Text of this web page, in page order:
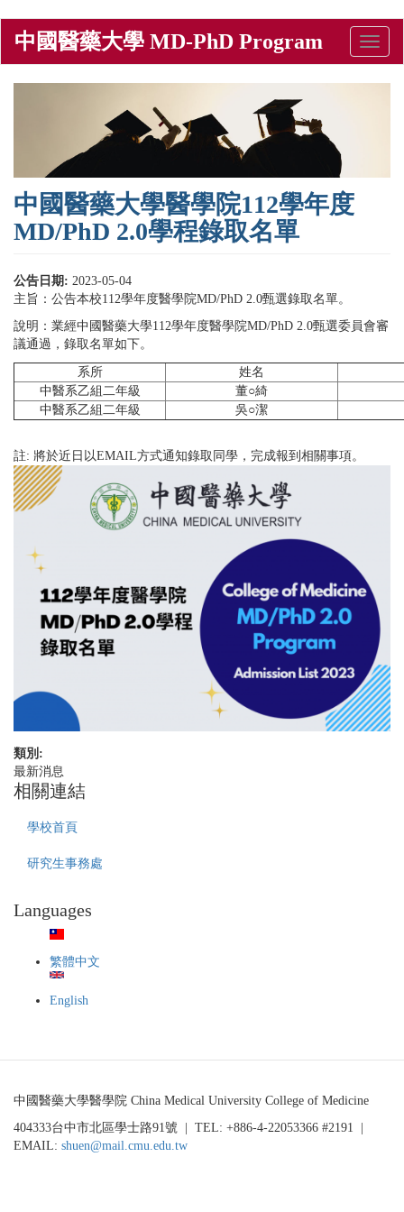
main
content
中國醫藥大學 MD-PhD Program
Toggle
中國醫藥大學醫學院112學年度
MD/PhD 2.0學程錄取名單
公告日期: 2023-05-04
主旨：公告本校112學年度醫學院MD/PhD 2.0甄選錄取名單。
說明：業經中國醫藥大學112學年度醫學院MD/PhD 2.0甄選委員會審
議通過，錄取名單如下。
系所
姓名
中醫系乙組二年級
董○綺
中醫系乙組二年級
吳○潔
註: 將於近日以EMAIL方式通知錄取同學，完成報到相關事項。
類別:
最新消息
相關連結
學校首頁
研究生事務處
Languages
繁體中文
English
中國醫藥大學醫學院 China Medical University College of Medicine
404333台中市北區學士路91號 | TEL: +886-4-22053366 #2191 |
EMAIL: shuen@mail.cmu.edu.tw